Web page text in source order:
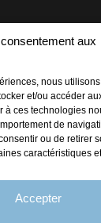
aux
nous
et/ou accéder
à ces technologies
de
ou de retirer
caractéristiques
Accepter
DU SITE